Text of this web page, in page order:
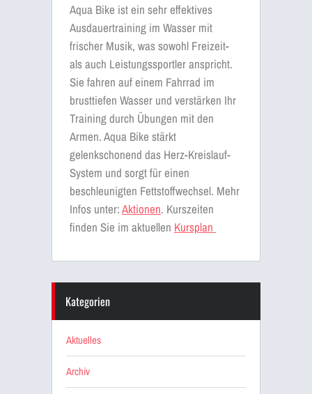
Aqua Bike ist ein sehr effektives
Ausdauertraining im Wasser mit
frischer Musik, was sowohl Freizeit-
als auch Leistungssportler anspricht.
Sie fahren auf einem Fahrrad im
brusttiefen Wasser und verstärken Ihr
Training durch Übungen mit den
Armen. Aqua Bike stärkt
gelenkschonend das Herz-Kreislauf-
System und sorgt für einen
beschleunigten Fettstoffwechsel. Mehr
Infos unter:Aktionen. Kurszeiten
finden Sie im aktuellen Kursplan
Kategorien
Aktuelles
Archiv